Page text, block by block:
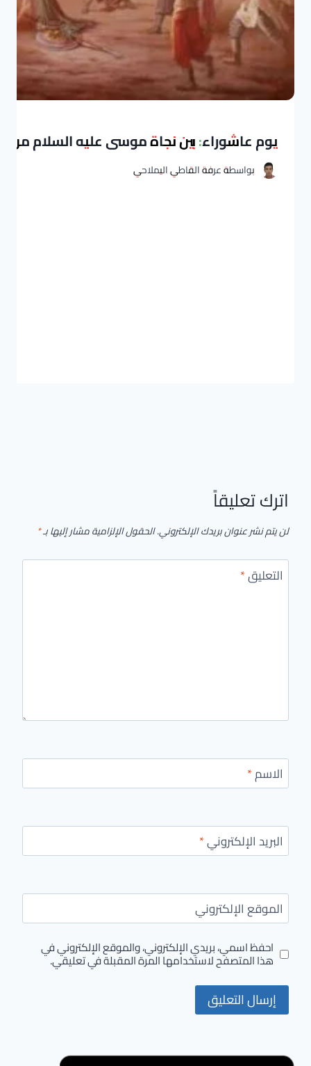
يوم عاشوراء: بين نجاة موسى عليه السلام
بواسطةعرفة القاطي اليملاحي
اترك تعليقاً
لن يتم نشر عنوان بريدك الإلكتروني.الحقول الإلزامية مشار إليها بـ*
التعليق*
الاسم*
البريد الإلكتروني*
الموقع الإلكتروني
احفظ اسمي، بريدي الإلكتروني، والموقع الإلكتروني في
هذا المتصفح لاستخدامها المرة المقبلة في تعليقي.